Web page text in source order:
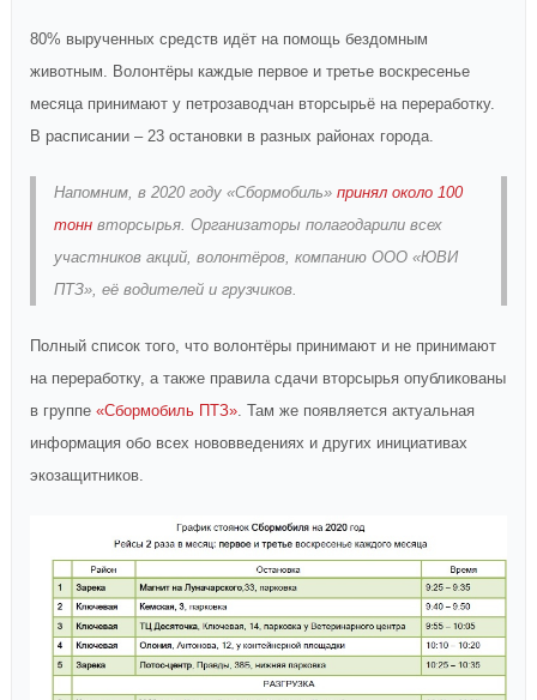
80% вырученных средств идёт на помощь бездомным
животным. Волонтёры каждые первое и третье воскресенье
месяца принимают у петрозаводчан вторсырьё на переработку.
В расписании – 23 остановки в разных районах города.
Напомним, в 2020 году «Сбормобиль» принял около 100
тонн вторсырья. Организаторы полагодарили всех
участников акций, волонтёров, компанию ООО «ЮВИ
ПТЗ», её водителей и грузчиков.
Полный список того, что волонтёры принимают и не принимают
на переработку, а также правила сдачи вторсырья опубликованы
в группе «Сбормобиль ПТЗ». Там же появляется актуальная
информация обо всех нововведениях и других инициативах
экозащитников.